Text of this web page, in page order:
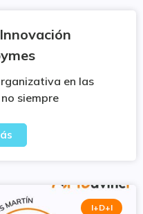
en las
siempre
I+D+I